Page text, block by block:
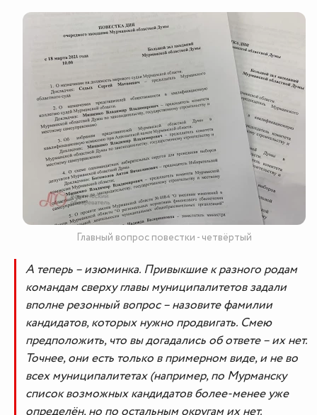
Главный вопрос повестки - четвёртый
А теперь – изюминка. Привыкшие к разного родам
командам сверху главы муниципалитетов задали
вполне резонный вопрос – назовите фамилии
кандидатов, которых нужно продвигать. Смею
предположить, что вы догадались об ответе – их нет.
Точнее, они есть только в примерном виде, и не во
всех муниципалитетах (например, по Мурманску
список возможных кандидатов более-менее уже
определён, но по остальным округам их нет.